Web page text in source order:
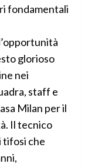
fondamentali
glorioso
nei
staff e
Milan per il
Il tecnico
tifosi che